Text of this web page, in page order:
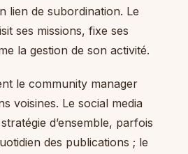
lien de subordination. Le
ses missions, fixe ses
la gestion de son activité.
le community manager
voisines. Le social media
d’ensemble, parfois
des publications ; le